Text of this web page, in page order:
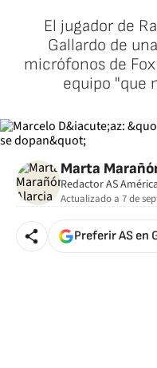
El jugador de
Gallardo de
micrófonos de
equipo "que
Marta
Redactor AS América
Actualizado a 7 de
Preferir AS en